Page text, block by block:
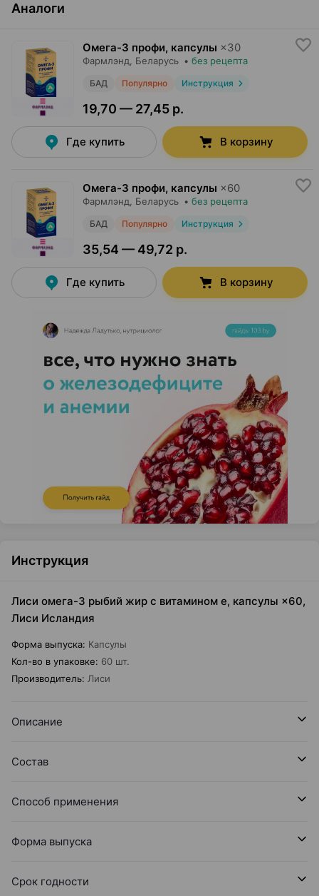
Аналоги
Омега-3 профи, капсулы ×30
Фармлэнд , Беларусь • без рецепта
БАД Популярно Инструкция
19,70 — 27,45 р.
Где купить В корзину
Омега-3 профи, капсулы ×60
Фармлэнд , Беларусь • без рецепта
БАД Популярно Инструкция
35,54 — 49,72 р.
Где купить В корзину
Инструкция
Лиси омега-3 рыбий жир с витамином е, капсулы ×60,
Лиси Исландия
Форма выпуска: Капсулы
Кол-во в упаковке: 60 шт.
Производитель: Лиси
Описание
Состав
Способ применения
Форма выпуска
Срок годности